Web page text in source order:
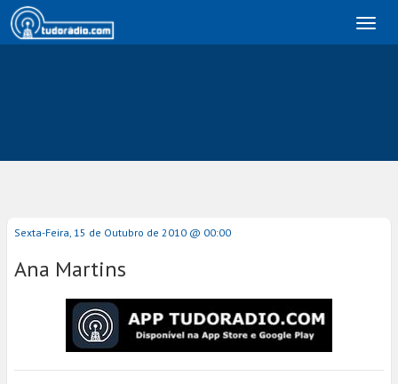
Sexta-Feira, 15 de Outubro de 2010 @ 00:00
Ana Martins